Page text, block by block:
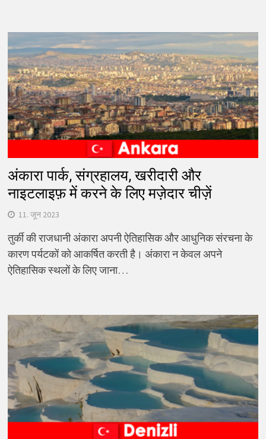
अंकारा पार्क, संग्रहालय, खरीदारी और
नाइटलाइफ़ में करने के लिए मज़ेदार चीज़ें
11. जून 2023
तुर्की की राजधानी अंकारा अपनी ऐतिहासिक और आधुनिक संरचना के
कारण पर्यटकों को आकर्षित करती है। अंकारा न केवल अपने
ऐतिहासिक स्थलों के लिए जाना…